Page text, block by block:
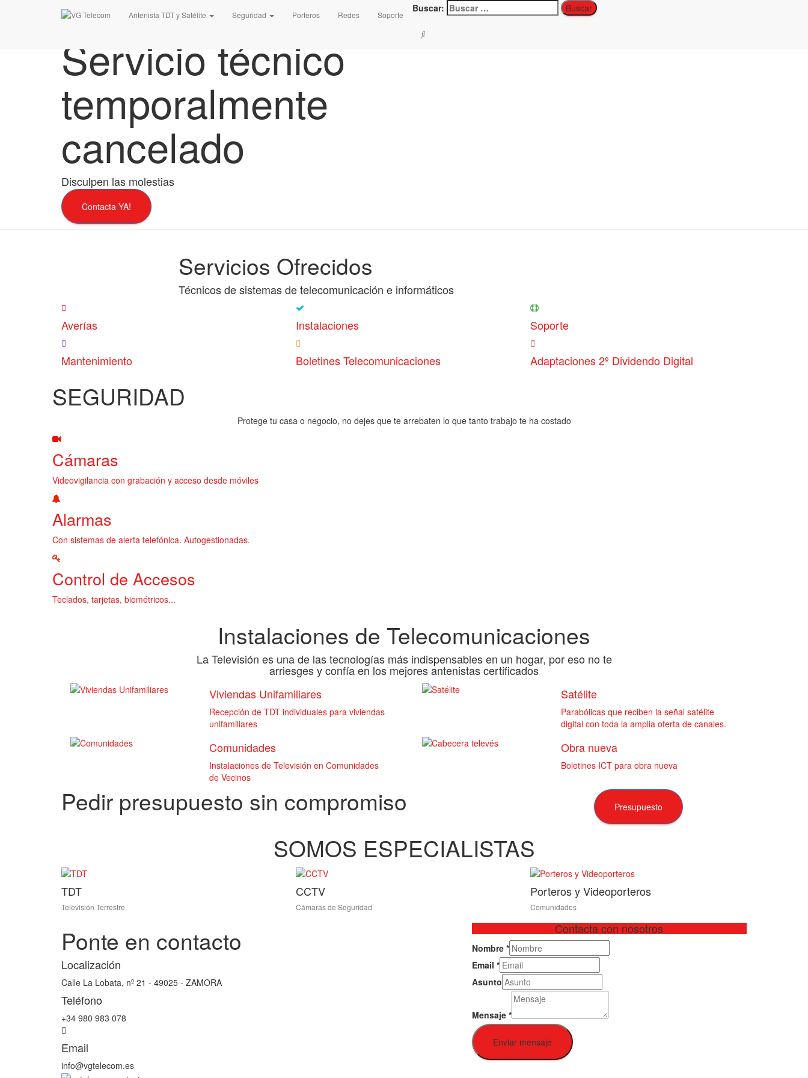
Antenista TDT y Satélite Seguridad Porteros Redes Soporte
Buscar:
Servicio técnico
temporalmente
cancelado
Disculpen las molestias
Contacta YA!
Servicios Ofrecidos
Técnicos de sistemas de telecomunicación e informáticos
Averías Instalaciones Soporte
Mantenimiento Boletines Telecomunicaciones Adaptaciones 2º Dividendo Digital
SEGURIDAD
Protege tu casa o negocio, no dejes que te arrebaten lo que tanto trabajo te ha costado
Cámaras
Videovigilancia con grabación y acceso desde móviles
Alarmas
Con sistemas de alerta telefónica. Autogestionadas.
Control de Accesos
Teclados, tarjetas, biométricos...
Instalaciones de Telecomunicaciones
La Televisión es una de las tecnologías más indispensables en un hogar, por eso no te
arriesges y confía en los mejores antenistas certificados
Viviendas Unifamiliares
Recepción de TDT individuales para viviendas
unifamiliares
Satélite
Parabólicas que reciben la señal satélite
digital con toda la amplia oferta de canales.
Comunidades
Instalaciones de Televisión en Comunidades
de Vecinos
Obra nueva
Boletines ICT para obra nueva
Pedir presupuesto sin compromiso Presupuesto
SOMOS ESPECIALISTAS
TDT
Televisión Terrestre
CCTV
Cámaras de Seguridad
Porteros y Videoporteros
Comunidades
Ponte en contacto
Localización
Calle La Lobata, nº 21 - 49025 - ZAMORA
Teléfono
+34 980 983 078
Email
info@vgtelecom.es
Contacta con nosotros
Nombre *
Email *
Asunto
Mensaje *
Enviar mensaje